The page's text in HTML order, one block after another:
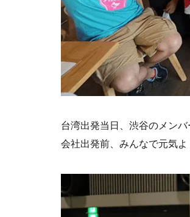
台湾出発当日、渋谷のメン
会社出発前、みんなで元気